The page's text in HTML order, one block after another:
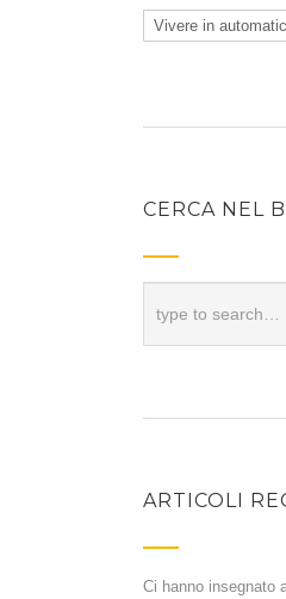
Vivere in
CERCA NEL
ARTICOLI
Ci hanno insegnato